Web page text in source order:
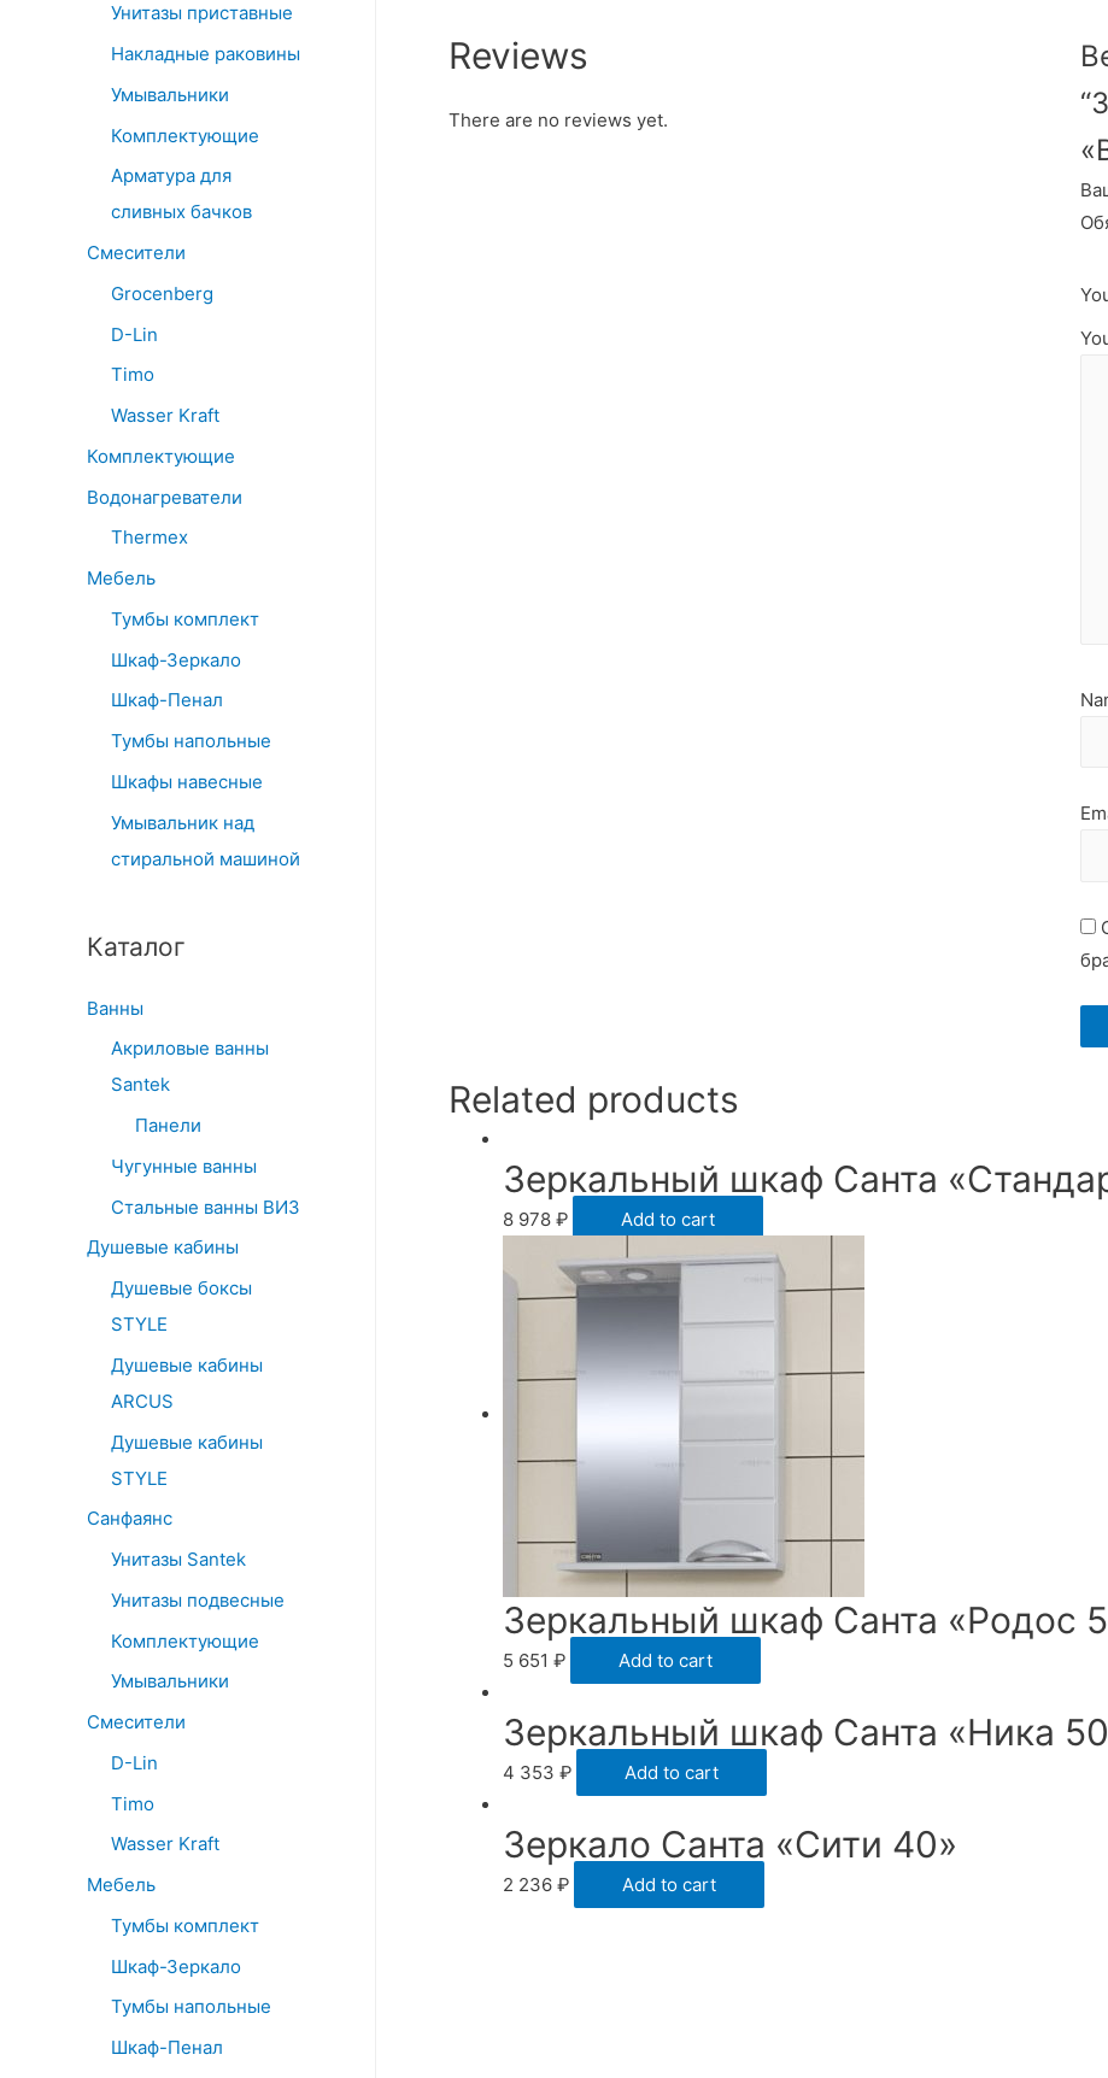
Унитазы приставные
Накладные раковины
Умывальники
Комплектующие
Арматура для
сливных бачков
Смесители
Grocenberg
D-Lin
Timo
Wasser Kraft
Комплектующие
Водонагреватели
Thermex
Мебель
Тумбы комплект
Шкаф-Зеркало
Шкаф-Пенал
Тумбы напольные
Шкафы навесные
Умывальник над
стиральной машиной
Каталог
Ванны
Акриловые ванны
Santek
Панели
Чугунные ванны
Стальные ванны ВИЗ
Душевые кабины
Душевые боксы
STYLE
Душевые кабины
ARCUS
Душевые кабины
STYLE
Санфаянс
Унитазы Santek
Унитазы подвесные
Комплектующие
Умывальники
Смесители
D-Lin
Timo
Wasser Kraft
Мебель
Тумбы комплект
Шкаф-Зеркало
Тумбы напольные
Шкаф-Пенал
Reviews
There are no reviews yet.
Related products
Зеркальный шкаф Санта
8 978 ₽ Add to cart
Зеркальный шкаф Санта «Родос
5 651 ₽ Add to cart
Зеркальный шкаф Санта «Ника
4 353 ₽ Add to cart
Зеркало Санта «Сити 40»
2 236 ₽ Add to cart